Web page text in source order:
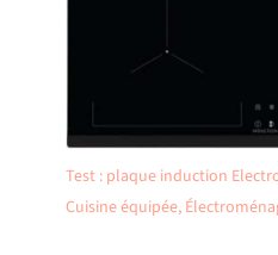
Test : plaque induction
Cuisine équipée,